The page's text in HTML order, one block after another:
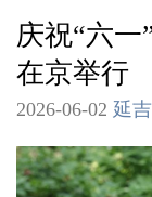
庆祝“六
在京举行
2026-06-02 延